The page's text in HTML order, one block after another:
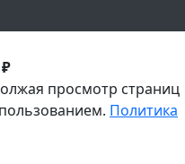
просмотр страниц
Политика